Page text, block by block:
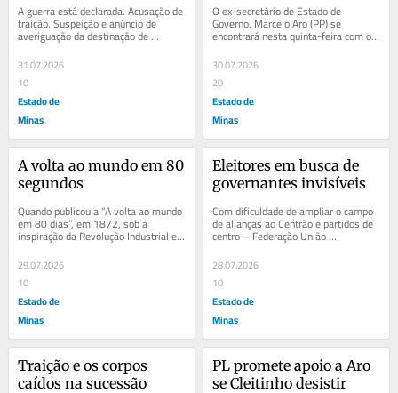
A guerra está declarada. Acusação de
traição. Suspeição e anúncio de
averiguação da destinação de
emendas pela Secretaria de Estado
de...
31.07.2026
10
Estado de
Minas
O ex-secretário de Estado de
Governo, Marcelo Aro (PP) se
encontrará nesta quinta-feira com o
governador Mateus Simões (PSD)
para formalizar o...
30.07.2026
20
Estado de
Minas
A volta ao mundo em 80
segundos
Quando publicou a “A volta ao mundo
em 80 dias”, em 1872, sob a
inspiração da Revolução Industrial e
das tecnologias que traziam a...
29.07.2026
10
Estado de
Minas
Eleitores em busca de
governantes invisíveis
Com dificuldade de ampliar o campo
de alianças ao Centrão e partidos de
centro – Federação União
Progressista, Republicanos e MDB
se...
28.07.2026
10
Estado de
Minas
Traição e os corpos
caídos na sucessão
PL promete apoio a Aro
se Cleitinho desistir